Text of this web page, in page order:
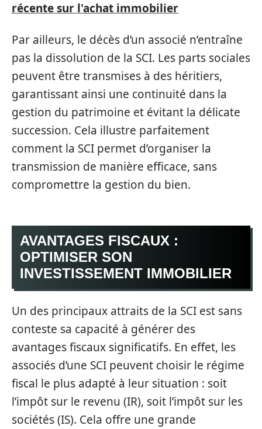
récente sur l'achat immobilier
Par ailleurs, le décès d’un associé n’entraîne
pas la dissolution de la SCI. Les parts sociales
peuvent être transmises à des héritiers,
garantissant ainsi une continuité dans la
gestion du patrimoine et évitant la délicate
succession. Cela illustre parfaitement
comment la SCI permet d’organiser la
transmission de manière efficace, sans
compromettre la gestion du bien.
AVANTAGES FISCAUX :
OPTIMISER SON
INVESTISSEMENT IMMOBILIER
Un des principaux attraits de la SCI est sans
conteste sa capacité à générer des
avantages fiscaux significatifs. En effet, les
associés d’une SCI peuvent choisir le régime
fiscal le plus adapté à leur situation : soit
l’impôt sur le revenu (IR), soit l’impôt sur les
sociétés (IS). Cela offre une grande